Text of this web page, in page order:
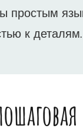
простым
к деталям.